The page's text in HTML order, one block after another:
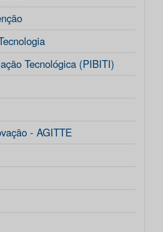
Tecnológica (PIBITI)
- AGITTE